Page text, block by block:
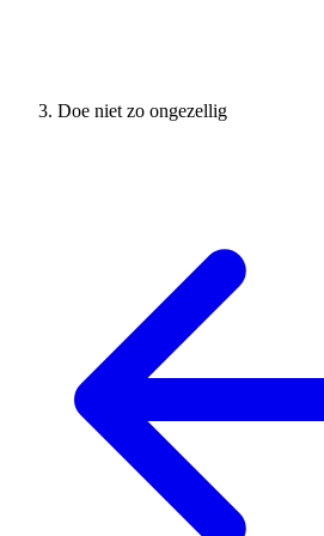
Doe niet zo ongezellig